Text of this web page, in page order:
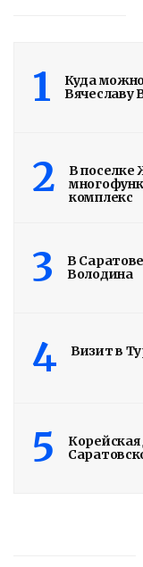
1
Куда
Вячеславу
2
В поселке
комплекс
3
В
Володина
4 Визит в
5
Корейская